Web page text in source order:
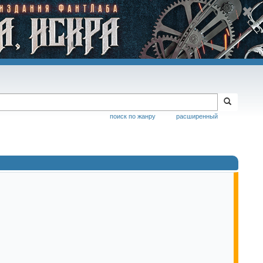
расширенный
поиск по жанру